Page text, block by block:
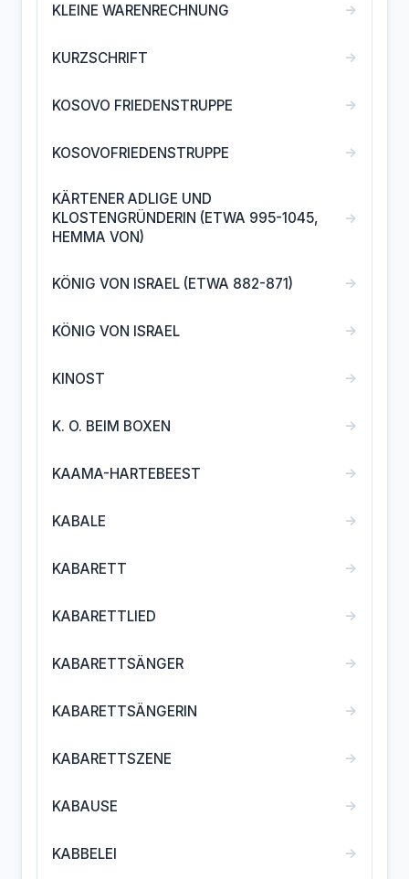
KLEINE WARENRECHNUNG →
KURZSCHRIFT →
KOSOVO FRIEDENSTRUPPE →
KOSOVOFRIEDENSTRUPPE →
KÄRTENER ADLIGE UND
KLOSTENGRÜNDERIN (ETWA 995-1045,
HEMMA VON)
→
KÖNIG VON ISRAEL (ETWA 882-871) →
KÖNIG VON ISRAEL →
KINOST →
K. O. BEIM BOXEN →
KAAMA-HARTEBEEST →
KABALE →
KABARETT →
KABARETTLIED →
KABARETTSÄNGER →
KABARETTSÄNGERIN →
KABARETTSZENE →
KABAUSE →
KABBELEI →